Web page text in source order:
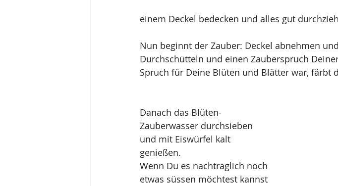
einem Deckel bedecken und alles gut
Nun beginnt der Zauber: Deckel abnehmen
Durchschütteln und einen Zauberspruch
Spruch für Deine Blüten und Blätter war, färbt
Danach das Blüten-
Zauberwasser durchsieben
und mit Eiswürfel kalt
genießen.
Wenn Du es nachträglich noch
etwas süssen möchtest kannst